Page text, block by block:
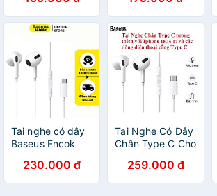
hãng
Earphone có dây,
chống nước, thể
thao, âm thanh
cao cấp-Hàng
chính hãng
Tai nghe có dây
Baseus Encok
Wired Earphone
C17 chân cắm
230.000 đ
Tai Nghe Có Dây
Chân Type C Cho
Baseus Encok
C17 Cao Cấp Âm
259.000 đ